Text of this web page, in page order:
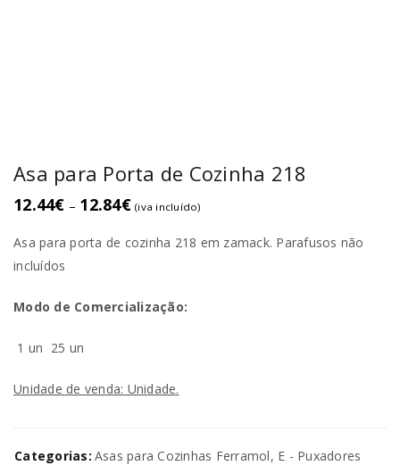
Asa para Porta de Cozinha 218
12.44€ – 12.84€ (iva incluído)
Asa para porta de cozinha 218 em zamack. Parafusos não
incluídos
Modo de Comercialização:
1 un 25 un
Unidade de venda: Unidade.
Categorias: Asas para Cozinhas Ferramol, E - Puxadores